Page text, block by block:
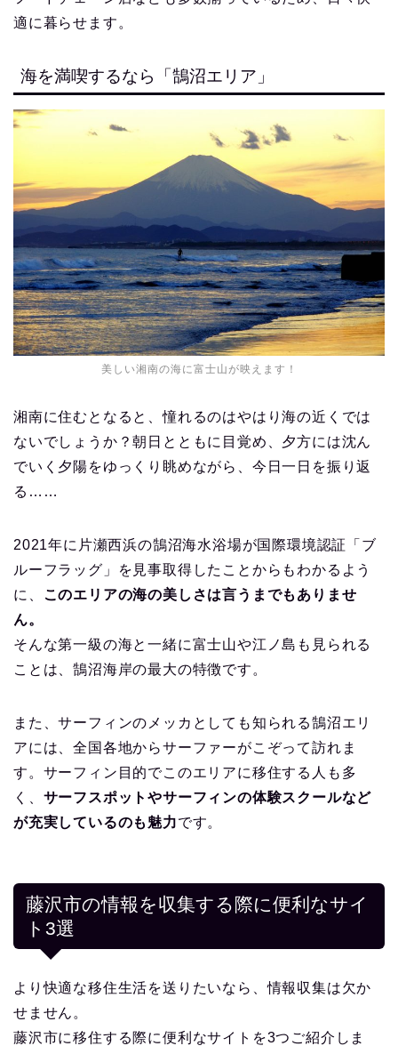
適に暮らせます。
海を満喫するなら「鵠沼エリア」
美しい湘南の海に富士山が映えます！
湘南に住むとなると、憧れるのはやはり海の近くでは
ないでしょうか？朝日とともに目覚め、夕方には沈ん
でいく夕陽をゆっくり眺めながら、今日一日を振り返
る……
2021年に片瀬西浜の鵠沼海水浴場が国際環境認証「ブ
ルーフラッグ」を見事取得したことからもわかるよう
に、
このエリアの海の美しさは言うまでもありませ
ん。
そんな第一級の海と一緒に富士山や江ノ島も見られる
ことは、鵠沼海岸の最大の特徴です。
また、サーフィンのメッカとしても知られる鵠沼エリ
アには、全国各地からサーファーがこぞって訪れま
す。サーフィン目的でこのエリアに移住する人も多
く、 サーフスポットやサーフィンの体験スクールなど
が充実しているのも魅力です。
藤沢市の情報を収集する際に便利なサイ
ト3選
より快適な移住生活を送りたいなら、情報収集は欠か
せません。
藤沢市に移住する際に便利なサイトを3つご紹介しま